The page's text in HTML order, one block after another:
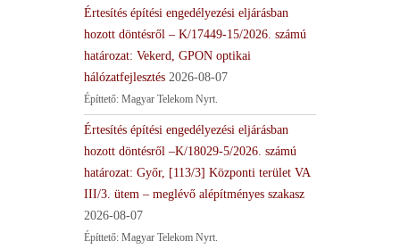
Értesítés építési engedélyezési eljárásban
hozott döntésről – K/17449-15/2026. számú
határozat: Vekerd, GPON optikai
hálózatfejlesztés 2026-08-07
Építtető: Magyar Telekom Nyrt.
Értesítés építési engedélyezési eljárásban
hozott döntésről –K/18029-5/2026. számú
határozat: Győr, [113/3] Központi terület VA
III/3. ütem – meglévő alépítményes szakasz
2026-08-07
Építtető: Magyar Telekom Nyrt.